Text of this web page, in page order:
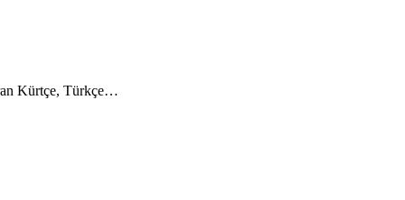
Kürtçe, Türkçe…